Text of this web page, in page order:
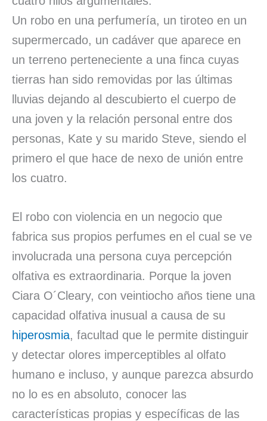
Un robo en una perfumería, un tiroteo en un
supermercado, un cadáver que aparece en
un terreno perteneciente a una finca cuyas
tierras han sido removidas por las últimas
lluvias dejando al descubierto el cuerpo de
una joven y la relación personal entre dos
personas, Kate y su marido Steve, siendo el
primero el que hace de nexo de unión entre
los cuatro.
El robo con violencia en un negocio que
fabrica sus propios perfumes en el cual se ve
involucrada una persona cuya percepción
olfativa es extraordinaria. Porque la joven
Ciara O´Cleary, con veintiocho años tiene una
capacidad olfativa inusual a causa de su
hiperosmia, facultad que le permite distinguir
y detectar olores imperceptibles al olfato
humano e incluso, y aunque parezca absurdo
no lo es en absoluto, conocer las
características propias y específicas de las